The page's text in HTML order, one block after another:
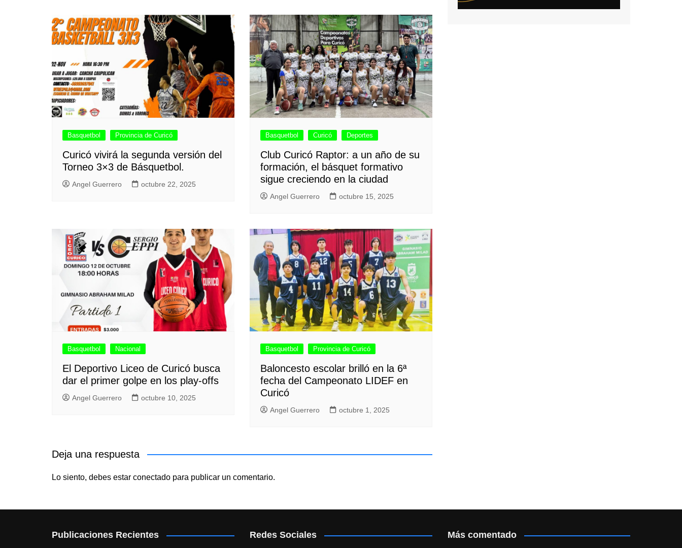
Basquetbol Provincia de Curicó
Curicó vivirá la segunda versión del
Torneo 3×3 de Básquetbol.
Angel Guerrero octubre 22, 2025
Basquetbol Curicó Deportes
Club Curicó Raptor: a un año de su
formación, el básquet formativo
sigue creciendo en la ciudad
Angel Guerrero octubre 15, 2025
Basquetbol Nacional
El Deportivo Liceo de Curicó busca
dar el primer golpe en los play-offs
Angel Guerrero octubre 10, 2025
Basquetbol Provincia de Curicó
Baloncesto escolar brilló en la 6ª
fecha del Campeonato LIDEF en
Curicó
Angel Guerrero octubre 1, 2025
Deja una respuesta
Lo siento, debes estar conectado para publicar un comentario.
Publicaciones Recientes Redes Sociales Más comentado